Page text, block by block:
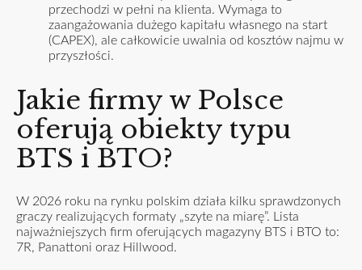
przechodzi w pełni na klienta. Wymaga to
zaangażowania dużego kapitału własnego na start
(CAPEX), ale całkowicie uwalnia od kosztów najmu w
przyszłości.
Jakie firmy w Polsce
oferują obiekty typu
BTS i BTO?
W 2026 roku na rynku polskim działa kilku sprawdzonych
graczy realizujących formaty „szyte na miarę”. Lista
najważniejszych firm oferujących magazyny BTS i BTO to:
7R, Panattoni oraz Hillwood.